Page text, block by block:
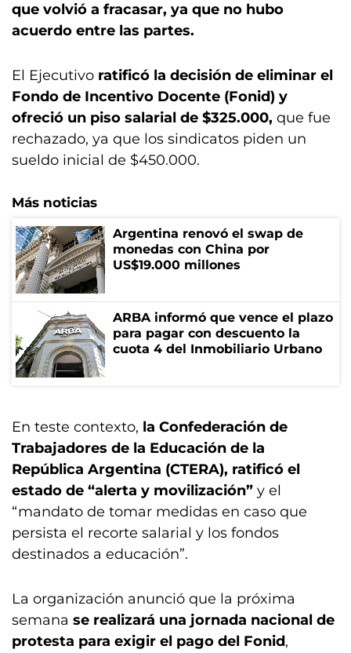
que volvió a fracasar, ya que no hubo
acuerdo entre las partes.
El Ejecutivo ratificó la decisión de eliminar el
Fondo de Incentivo Docente (Fonid) y
ofreció un piso salarial de $325.000, que fue
rechazado, ya que los sindicatos piden un
sueldo inicial de $450.000.
Más noticias
Argentina renovó el swap de
monedas con China por
US$19.000 millones
ARBA informó que vence el plazo
para pagar con descuento la
cuota 4 del Inmobiliario Urbano
En teste contexto, la Confederación de
Trabajadores de la Educación de la
República Argentina (CTERA), ratificó el
estado de “alerta y movilización” y el
“mandato de tomar medidas en caso que
persista el recorte salarial y los fondos
destinados a educación”.
La organización anunció que la próxima
semana se realizará una jornada nacional de
protesta para exigir el pago del Fonid,